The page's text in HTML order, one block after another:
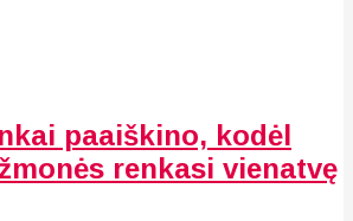
paaiškino, kodėl
renkasi vienatvę